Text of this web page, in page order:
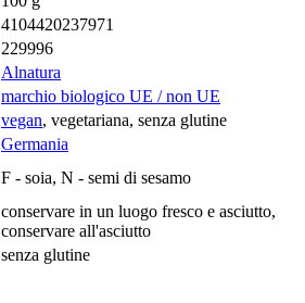
4104420237971
229996
Alnatura
marchio biologico UE / non UE
vegan, vegetariana, senza glutine
Germania
F - soia, N - semi di sesamo
conservare in un luogo fresco e asciutto,
conservare all'asciutto
senza glutine